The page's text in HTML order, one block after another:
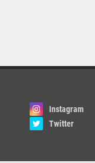
Instagram
Twitter